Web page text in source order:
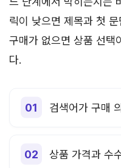
릭이 낮으면 제목과 첫
구매가 없으면 상품 선택
다.
검색어가 구매
상품 가격과 수